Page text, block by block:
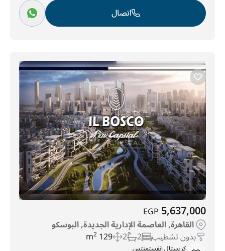
اتصال
5,637,000
EGP
القاهرة, العاصمة الإدارية الجديدة, البوسكو
بدون تشطيب 2
2
129 m
2